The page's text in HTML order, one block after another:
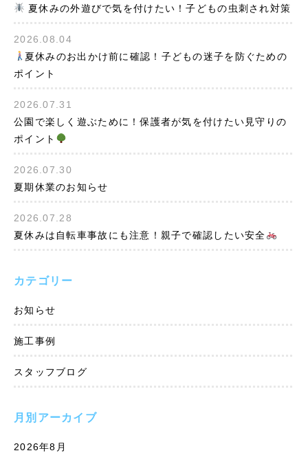
夏休みの外遊びで気を付けたい！子どもの虫刺され対策
2026.08.04
夏休みのお出かけ前に確認！子どもの迷子を防ぐための
ポイント
2026.07.31
公園で楽しく遊ぶために！保護者が気を付けたい見守りの
ポイント
2026.07.30
夏期休業のお知らせ
2026.07.28
夏休みは自転車事故にも注意！親子で確認したい安全
カテゴリー
お知らせ
施工事例
スタッフブログ
月別アーカイブ
2026年8月